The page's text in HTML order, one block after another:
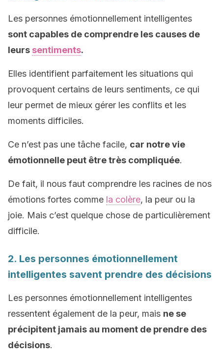
Les personnes émotionnellement intelligentes
sont capables de comprendre les causes de
leurs sentiments.
Elles identifient parfaitement les situations qui
provoquent certains de leurs sentiments, ce qui
leur permet de mieux gérer les conflits et les
moments difficiles.
Ce n’est pas une tâche facile, car notre vie
émotionnelle peut être très compliquée.
De fait, il nous faut comprendre les racines de nos
émotions fortes comme la colère, la peur ou la
joie. Mais c’est quelque chose de particulièrement
difficile.
2. Les personnes émotionnellement
intelligentes savent prendre des décisions
Les personnes émotionnellement intelligentes
ressentent également de la peur, mais ne se
précipitent jamais au moment de prendre des
décisions.